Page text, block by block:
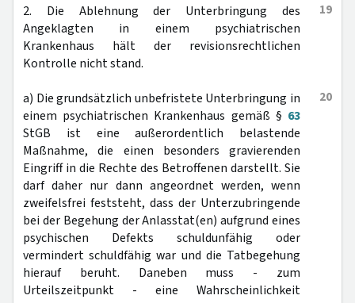
19
2. Die Ablehnung der Unterbringung des
Angeklagten in einem psychiatrischen
Krankenhaus hält der revisionsrechtlichen
Kontrolle nicht stand.
20
a) Die grundsätzlich unbefristete Unterbringung in
einem psychiatrischen Krankenhaus gemäß § 63
StGB ist eine außerordentlich belastende
Maßnahme, die einen besonders gravierenden
Eingriff in die Rechte des Betroffenen darstellt. Sie
darf daher nur dann angeordnet werden, wenn
zweifelsfrei feststeht, dass der Unterzubringende
bei der Begehung der Anlasstat(en) aufgrund eines
psychischen Defekts schuldunfähig oder
vermindert schuldfähig war und die Tatbegehung
hierauf beruht. Daneben muss - zum
Urteilszeitpunkt - eine Wahrscheinlichkeit